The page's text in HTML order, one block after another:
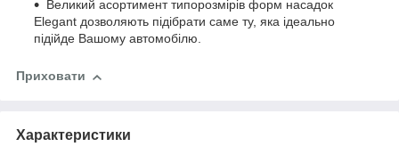
Великий асортимент типорозмірів форм насадок
Elegant дозволяють підібрати саме ту, яка ідеально
підійде Вашому автомобілю.
Приховати
Характеристики